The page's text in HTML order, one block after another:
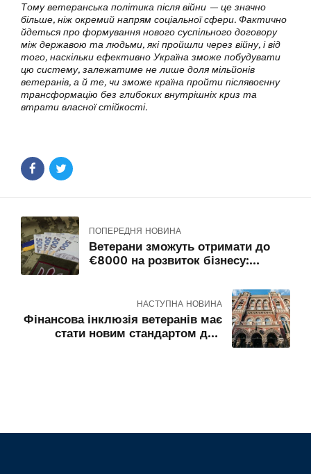
Тому ветеранська політика після війни — це значно
більше, ніж окремий напрям соціальної сфери. Фактично
йдеться про формування нового суспільного договору
між державою та людьми, які пройшли через війну, і від
того, наскільки ефективно Україна зможе побудувати
цю систему, залежатиме не лише доля мільйонів
ветеранів, а й те, чи зможе країна пройти післявоєнну
трансформацію без глибоких внутрішніх криз та
втрати власної стійкості.
ПОПЕРЕДНЯ НОВИНА
Ветерани зможуть отримати до
€8000 на розвиток бізнесу:
НАСТУПНА НОВИНА
Фінансова інклюзія ветеранів має
стати новим стандартом для